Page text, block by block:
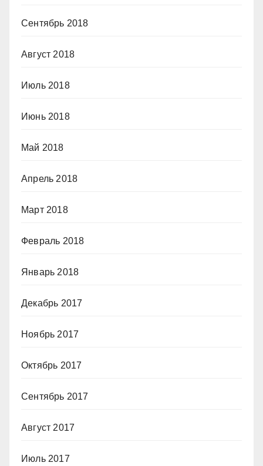
Сентябрь 2018
Август 2018
Июль 2018
Июнь 2018
Май 2018
Апрель 2018
Март 2018
Февраль 2018
Январь 2018
Декабрь 2017
Ноябрь 2017
Октябрь 2017
Сентябрь 2017
Август 2017
Июль 2017